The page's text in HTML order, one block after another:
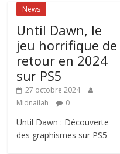
News
Until Dawn, le
jeu horrifique de
retour en 2024
sur PS5
27 octobre 2024
Midnailah
0
Until Dawn : Découverte
des graphismes sur PS5